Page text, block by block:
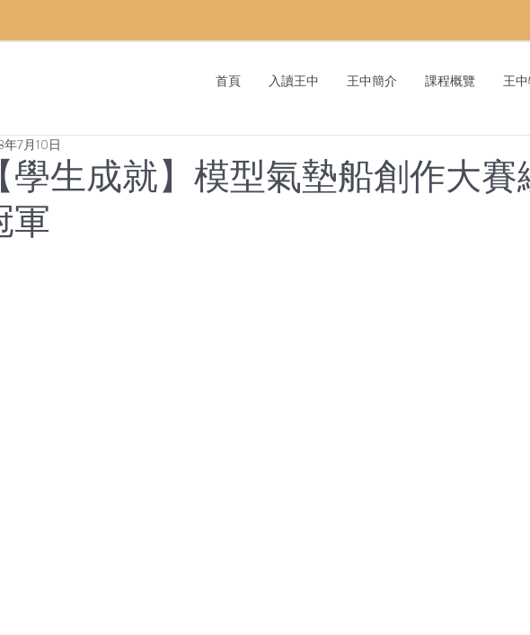
首頁 入讀王中 王中簡介 課程概覽 王
【學生成就】模型氣墊船創作大
軍
年7月10日